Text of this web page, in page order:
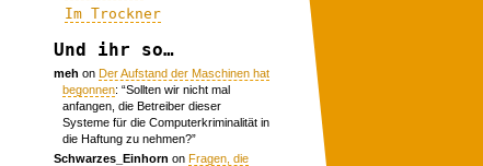
Im Trockner
Und ihr so…
meh onDer Aufstand der Maschinen hat
begonnen: “Sollten wir nicht mal
anfangen, die Betreiber dieser
Systeme für die Computerkriminalität in
die Haftung zu nehmen?”
Schwarzes_Einhorn onFragen, die